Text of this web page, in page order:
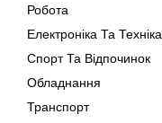
Робота
Електроніка Та Техніка
Спорт Та Відпочинок
Обладнання
Транспорт